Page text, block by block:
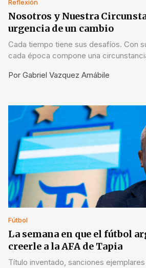
Reflexión
Nosotros y Nuestra
urgencia de un cambio
Cada tiempo tiene sus desafíos. Con
cada época compone una
otros países.
Por Gabriel Vazquez Amábile
Fútbol
La semana en que el fútbol
creerle a la AFA de Tapia
Título inventado, sanciones